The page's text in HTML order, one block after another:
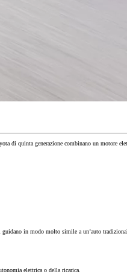
MESE
quinta generazione combinano un motore
in modo molto simile a un’auto
elettrica o della ricarica.